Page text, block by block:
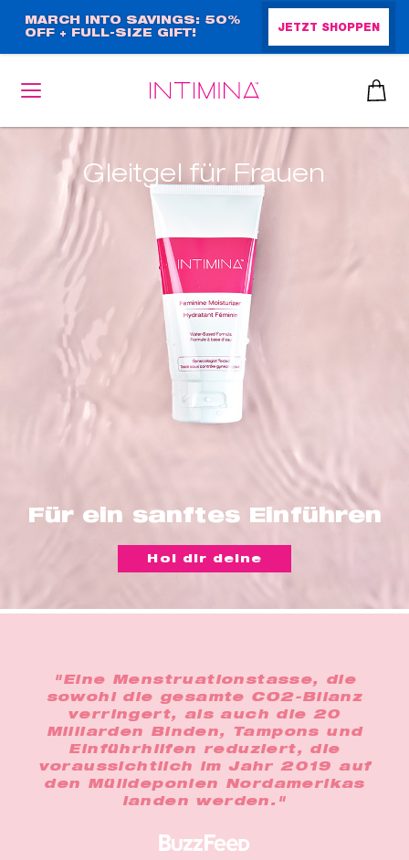
zum
Inhalt
MARCH INTO SAVINGS: 50%
OFF + FULL-SIZE GIFT!
JETZT SHOPPEN
Für ein sanftes Einführen
Gleitgel für Frauen
Hol dir deine
"Eine Menstruationstasse, die
sowohl die gesamte CO2-Bilanz
verringert, als auch die 20
Milliarden Binden, Tampons und
Einführhilfen reduziert, die
voraussichtlich im Jahr 2019 auf
den Mülldeponien Nordamerikas
landen werden."